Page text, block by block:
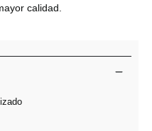
calidad.